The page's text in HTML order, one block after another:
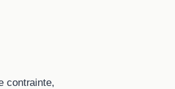
contrainte,